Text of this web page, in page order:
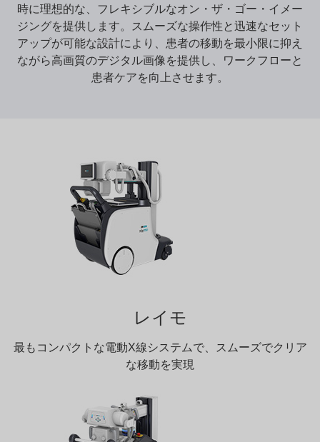
時に理想的な、フレキシブルなオン・ザ・ゴー・イメー
ジングを提供します。スムーズな操作性と迅速なセット
アップが可能な設計により、患者の移動を最小限に抑え
ながら高画質のデジタル画像を提供し、ワークフローと
患者ケアを向上させます。
レイモ
最もコンパクトな電動X線システムで、スムーズでクリア
な移動を実現